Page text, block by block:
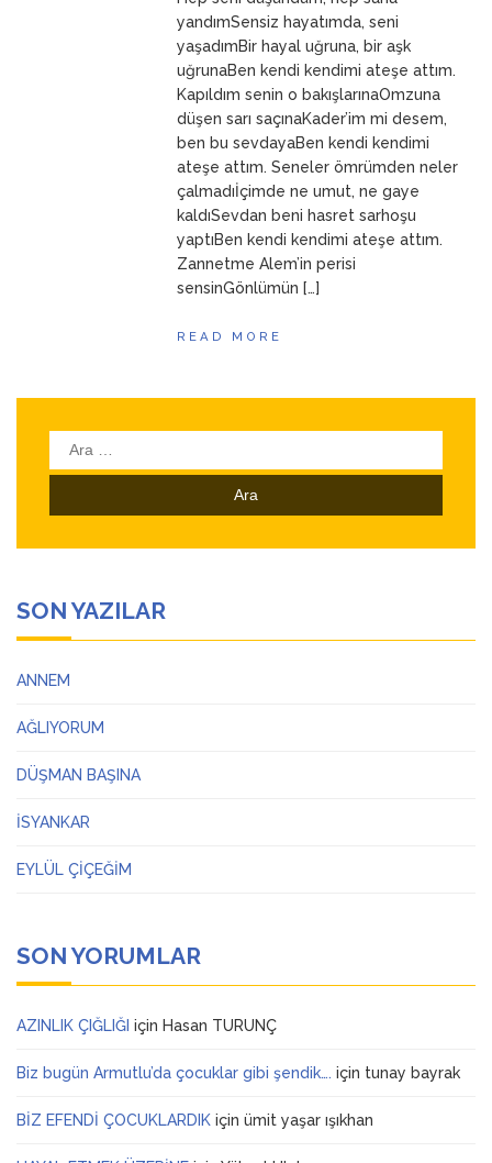
ANNEMyandımSensiz hayatımda, seni
yaşadımBir hayal uğruna, bir aşk
uğrunaBen kendi kendimi ateşe attım.
Kapıldım senin o bakışlarınaOmzuna
düşen sarı saçınaKader’im mi desem,
ben bu sevdayaBen kendi kendimi
ateşe attım. Seneler ömrümden neler
çalmadıİçimde ne umut, ne gaye
kaldıSevdan beni hasret sarhoşu
yaptıBen kendi kendimi ateşe attım.
Zannetme Alem’in perisi
sensinGönlümün […]
READ MORE
Arama:
SON YAZILAR
ANNEM
AĞLIYORUM
DÜŞMAN BAŞINA
İSYANKAR
EYLÜL ÇİÇEĞİM
SON YORUMLAR
AZINLIK ÇIĞLIĞI için Hasan TURUNÇ
Biz bugün Armutlu’da çocuklar gibi şendik…. için tunay bayrak
BİZ EFENDİ ÇOCUKLARDIK için ümit yaşar ışıkhan